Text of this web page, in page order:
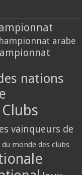
arabe
nations
Clubs
vainqueurs de
du monde des clubs